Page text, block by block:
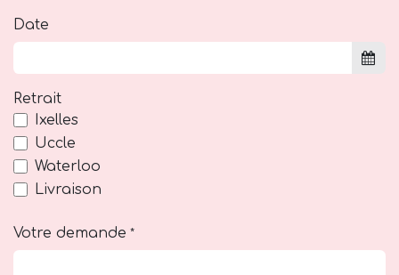
Date
Retrait
Ixelles
Uccle
Waterloo
Livraison
Votre demande *